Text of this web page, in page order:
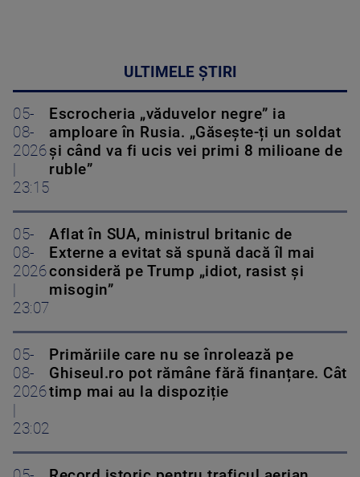
ULTIMELE ȘTIRI
05-
08-
2026
23:15
Escrocheria „văduvelor negre” ia
amploare în Rusia. „Găsește-ți un soldat
și când va fi ucis vei primi 8 milioane de
ruble”
05-
08-
2026
23:07
Aflat în SUA, ministrul britanic de
Externe a evitat să spună dacă îl mai
consideră pe Trump „idiot, rasist și
misogin”
05-
08-
2026
23:02
Primăriile care nu se înrolează pe
Ghiseul.ro pot rămâne fără finanțare. Cât
timp mai au la dispoziție